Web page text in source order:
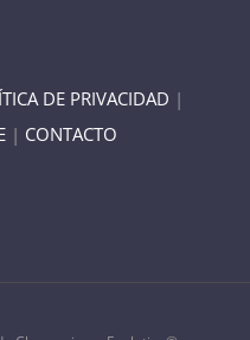
DE PRIVACIDAD |
| CONTACTO